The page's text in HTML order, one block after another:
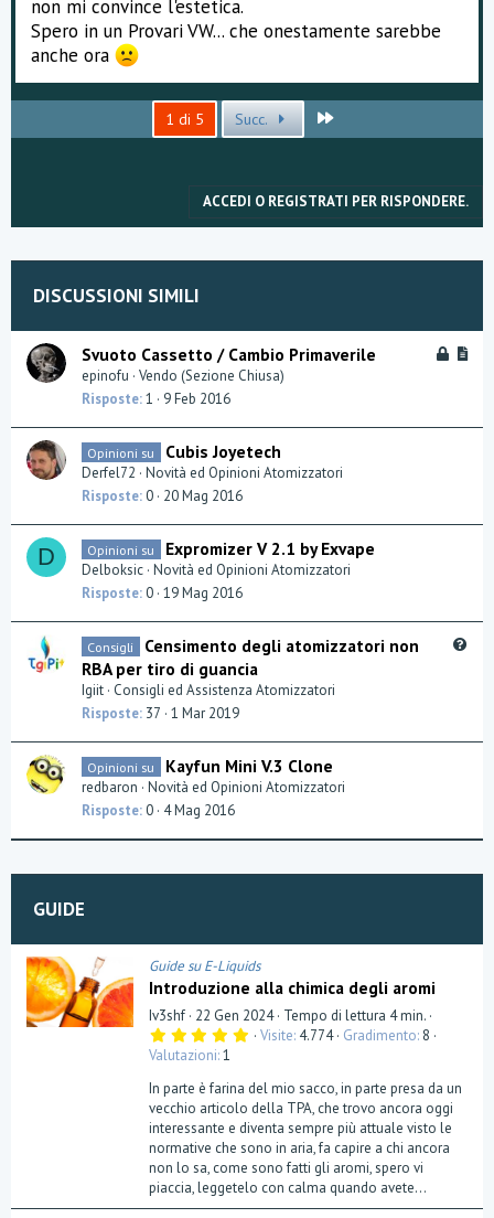
non mi convince l'estetica.
Spero in un Provari VW... che onestamente sarebbe
anche ora
1 di 5 Succ.
ACCEDI O REGISTRATI PER RISPONDERE.
DISCUSSIONI SIMILI
B
A
Svuoto Cassetto / Cambio Primaverile
epinofu Vendo (Sezione Chiusa)
Risposte 1 9 Feb 2016
Opinioni su Cubis Joyetech
Derfel72 Novità ed Opinioni Atomizzatori
Risposte 0 20 Mag 2016
D Opinioni su Expromizer V 2.1 by Exvape
Delboksic Novità ed Opinioni Atomizzatori
Risposte 0 19 Mag 2016
i
Consigli
Censimento degli atomizzatori non
RBA per tiro di guancia
Igiit Consigli ed Assistenza Atomizzatori
Risposte 37 1 Mar 2019
Opinioni su Kayfun Mini V.3 Clone
redbaron Novità ed Opinioni Atomizzatori
Risposte 0 4 Mag 2016
GUIDE
Guide su E-Liquids
Introduzione alla chimica degli aromi
Iv3shf 22 Gen 2024 Tempo di lettura 4 min.
5
s
t
e
l
l
a
(
e
)
Visite 4.774 Gradimento 8
Valutazioni 1
In parte è farina del mio sacco, in parte presa da un
vecchio articolo della TPA, che trovo ancora oggi
interessante e diventa sempre più attuale visto le
normative che sono in aria, fa capire a chi ancora
non lo sa, come sono fatti gli aromi, spero vi
piaccia, leggetelo con calma quando avete...